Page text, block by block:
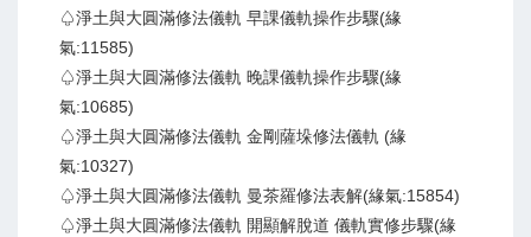
♤淨土與大圓滿修法儀軌 早課儀軌操作步驟(緣
氣:11585)
♤淨土與大圓滿修法儀軌 晚課儀軌操作步驟(緣
氣:10685)
♤淨土與大圓滿修法儀軌 金剛薩垛修法儀軌 (緣
氣:10327)
♤淨土與大圓滿修法儀軌 曼茶羅修法表解(緣氣:15854)
♤淨土與大圓滿修法儀軌 開顯解脫道 儀軌實修步驟(緣